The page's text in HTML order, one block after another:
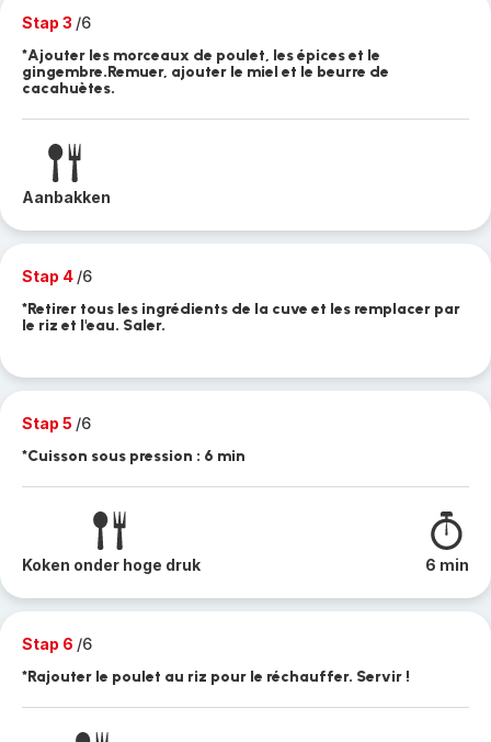
Stap 3 /6
*Ajouter les morceaux de poulet, les épices et le
gingembre.Remuer, ajouter le miel et le beurre de
cacahuètes.
Aanbakken
Stap 4 /6
*Retirer tous les ingrédients de la cuve et les remplacer par
le riz et l'eau. Saler.
Stap 5 /6
*Cuisson sous pression : 6 min
Koken onder hoge druk 6 min
Stap 6 /6
*Rajouter le poulet au riz pour le réchauffer. Servir !